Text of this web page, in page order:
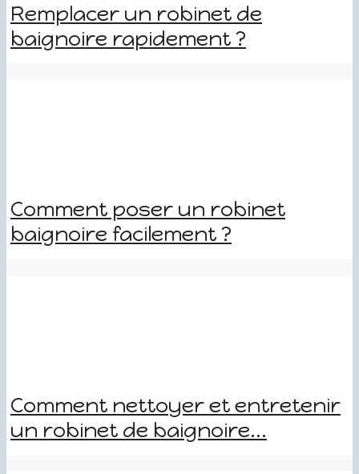
Remplacer un robinet de
baignoire rapidement ?
Comment poser un robinet
baignoire facilement ?
Comment nettoyer et entretenir
un robinet de baignoire...